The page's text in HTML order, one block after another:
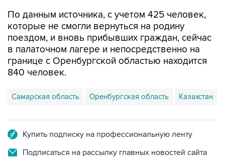
По данным источника, с учетом 425 человек,
которые не смогли вернуться на родину
поездом, и вновь прибывших граждан, сейчас
в палаточном лагере и непосредственно на
границе с Оренбургской областью находится
840 человек.
Самарская область Оренбургская область Казахстан
Купить подписку на профессиональную ленту
Подписаться на рассылку главных новостей сайта